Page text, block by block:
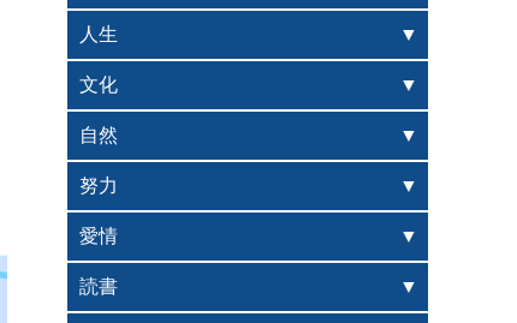
人生
文化
自然
努力
愛情
読書